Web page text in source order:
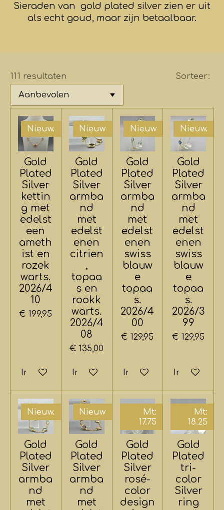
Sieraden van gold plated silver zien er uit
als echt goud, maar zijn betaalbaar.
111 resultaten Sorteer:
Nieuw.
Gold
Plated
Silver
kettin
g met
edelst
een
ameth
ist en
rozek
warts.
2026/4
10
€ 199,95
In winkelwagen
Nieuw
Gold
Plated
Silver
armba
nd
met
edelst
enen
citrien
,
topaa
s en
rookk
warts.
2026/4
08
€ 135,00
In winkelwagen
Nieuw
Gold
Plated
Silver
armba
nd
met
edelst
enen
swiss
blauw
e
topaa
s.
2026/4
00
€ 129,95
In winkelwagen
Nieuw.
Gold
Plated
Silver
armba
nd
met
edelst
enen
swiss
blauw
e
topaa
s.
2026/3
99
€ 129,95
In
Nieuw.
Gold
Plated
Silver
armba
nd
met
Nieuw
Gold
Plated
Silver
armba
nd
met
Mt:
17.75
Gold
Plated
Silver
rosé-
color
design
Mt:
18.25
Gold
Plated
tri-
color
Silver
ring